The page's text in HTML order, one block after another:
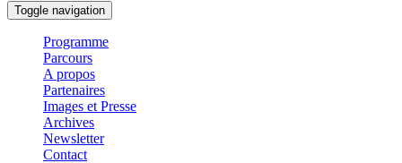
Toggle navigation
Programme
Parcours
A propos
Partenaires
Images et Presse
Archives
Newsletter
Contact